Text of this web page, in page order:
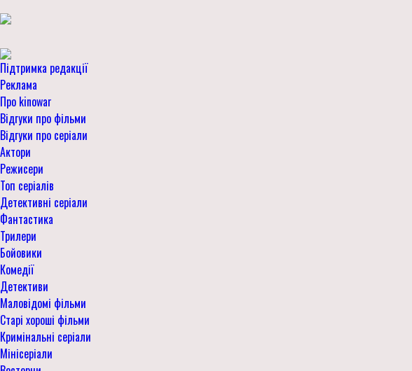
Підтримка редакції
Реклама
Про kinowar
Відгуки про фільми
Відгуки про серіали
Актори
Режисери
Топ серіалів
Детективні серіали
Фантастика
Трилери
Бойовики
Комедії
Детективи
Маловідомі фільми
Старі хороші фільми
Кримінальні серіали
Мінісеріали